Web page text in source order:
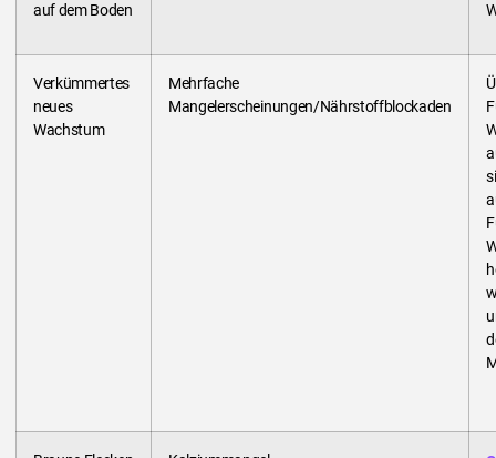
auf dem Boden
Verkümmertes
neues
Wachstum
Mehrfache
Mangelerscheinungen/Nährstoffblockaden